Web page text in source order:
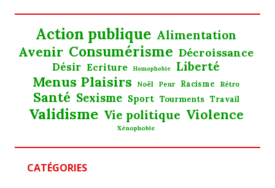
Action publique Alimentation
Avenir Consumérisme Décroissance
Désir Ecriture Homophobie Liberté
Menus Plaisirs Noël Peur Racisme Rétro
Santé Sexisme Sport Tourments Travail
Validisme Vie politique Violence
Xénophobie
CATÉGORIES